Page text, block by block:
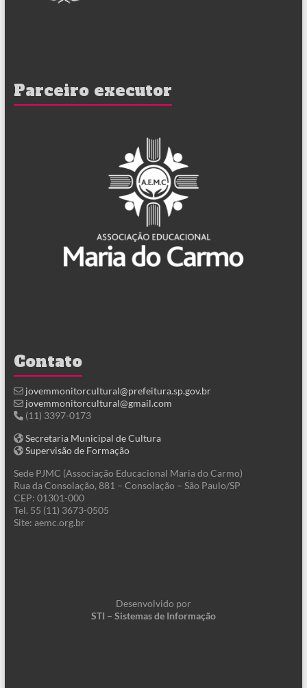
Parceiro executor
Contato
jovemmonitorcultural@prefeitura.sp.gov.br
jovemmonitorcultural@gmail.com
(11) 3397-0173
Secretaria Municipal de Cultura
Supervisão de Formação
Sede PJMC (Associação Educacional Maria do Carmo)
Rua da Consolação, 881 – Consolação – São Paulo/SP
CEP: 01301-000
Tel. 55 (11) 3673-0505
Site: aemc.org.br
Desenvolvido por
STI – Sistemas de Informação